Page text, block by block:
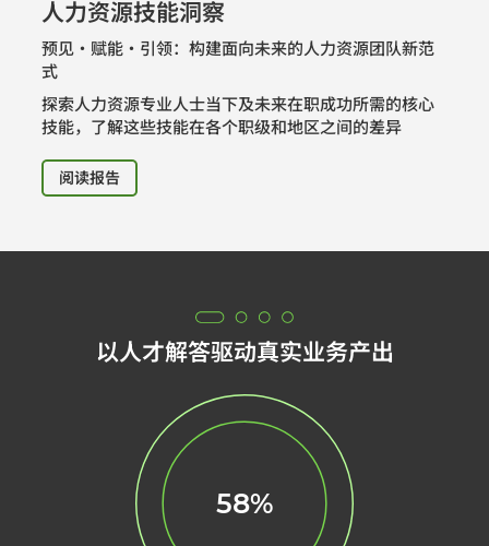
人力资源技能洞察
预见・赋能・引领：构建面向未来的人力资源团队新范
式
探索人力资源专业人士当下及未来在职成功所需的核心
技能，了解这些技能在各个职级和地区之间的差异
阅读报告
以人才解答驱动真实业务产出
58%